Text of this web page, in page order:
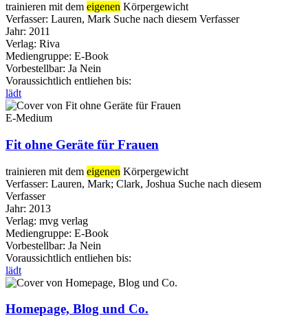
trainieren mit dem eigenen Körpergewicht
Verfasser: Lauren, Mark Suche nach diesem Verfasser
Jahr: 2011
Verlag: Riva
Mediengruppe: E-Book
Vorbestellbar: Ja Nein
Voraussichtlich entliehen bis:
lädt
E-Medium
Fit ohne Geräte für Frauen
trainieren mit dem eigenen Körpergewicht
Verfasser: Lauren, Mark; Clark, Joshua Suche nach diesem
Verfasser
Jahr: 2013
Verlag: mvg verlag
Mediengruppe: E-Book
Vorbestellbar: Ja Nein
Voraussichtlich entliehen bis:
lädt
Homepage, Blog und Co.